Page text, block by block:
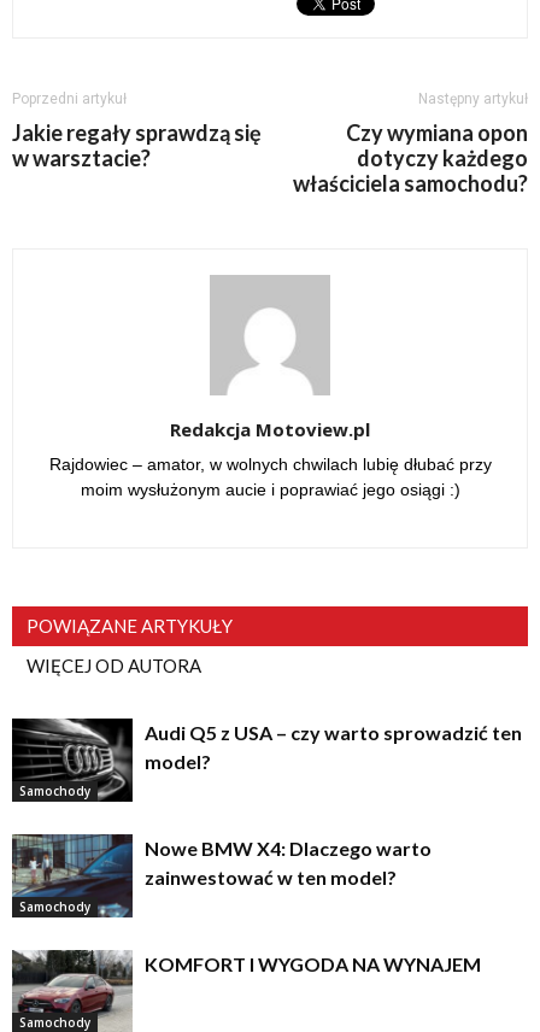
Poprzedni artykuł
Jakie regały sprawdzą się
w warsztacie?
Następny artykuł
Czy wymiana opon
dotyczy każdego
właściciela samochodu?
Redakcja Motoview.pl
Rajdowiec – amator, w wolnych chwilach lubię dłubać przy
moim wysłużonym aucie i poprawiać jego osiągi :)
POWIĄZANE ARTYKUŁY
WIĘCEJ OD AUTORA
Samochody
Audi Q5 z USA – czy warto sprowadzić ten
model?
Samochody
Nowe BMW X4: Dlaczego warto
zainwestować w ten model?
Samochody
KOMFORT I WYGODA NA WYNAJEM